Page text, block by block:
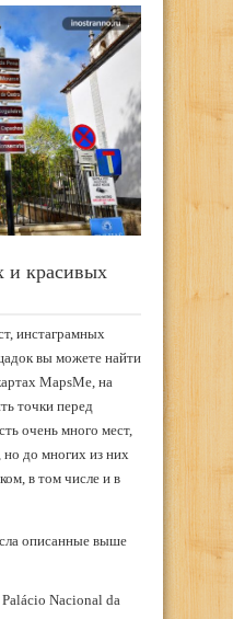
и красивых
инстаграмных
вы можете найти
MapsMe, на
точки перед
очень много мест,
до многих из них
в том числе и в
описанные выше
Nacional da